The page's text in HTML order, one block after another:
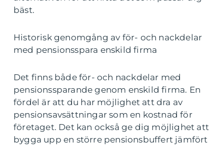
bäst.
Historisk genomgång av för- och nackdelar
med pensionsspara enskild firma
Det finns både för- och nackdelar med
pensionssparande genom enskild firma. En
fördel är att du har möjlighet att dra av
pensionsavsättningar som en kostnad för
företaget. Det kan också ge dig möjlighet att
bygga upp en större pensionsbuffert jämfört